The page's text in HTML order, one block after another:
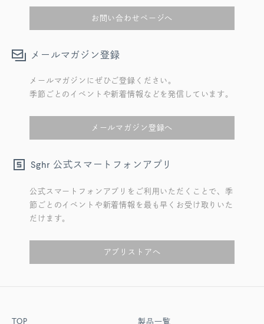
お問い合わせページへ
メールマガジン登録
メールマガジンにぜひご登録ください。
季節ごとのイベントや新着情報などを発信しています。
メールマガジン登録へ
Sghr 公式スマートフォンアプリ
公式スマートフォンアプリをご利用いただくことで、季
節ごとのイベントや新着情報を最も早くお受け取りいた
だけます。
アプリストアへ
TOP
製品一覧